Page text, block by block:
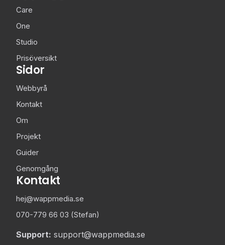
Kontakt
hej@wappmedia.se
070-779 66 03 (Stefan)
Support: support@wappmedia.se
Care
One
Studio
Prisöversikt
Sidor
Webbyrå
Kontakt
Om
Projekt
Guider
Genomgång